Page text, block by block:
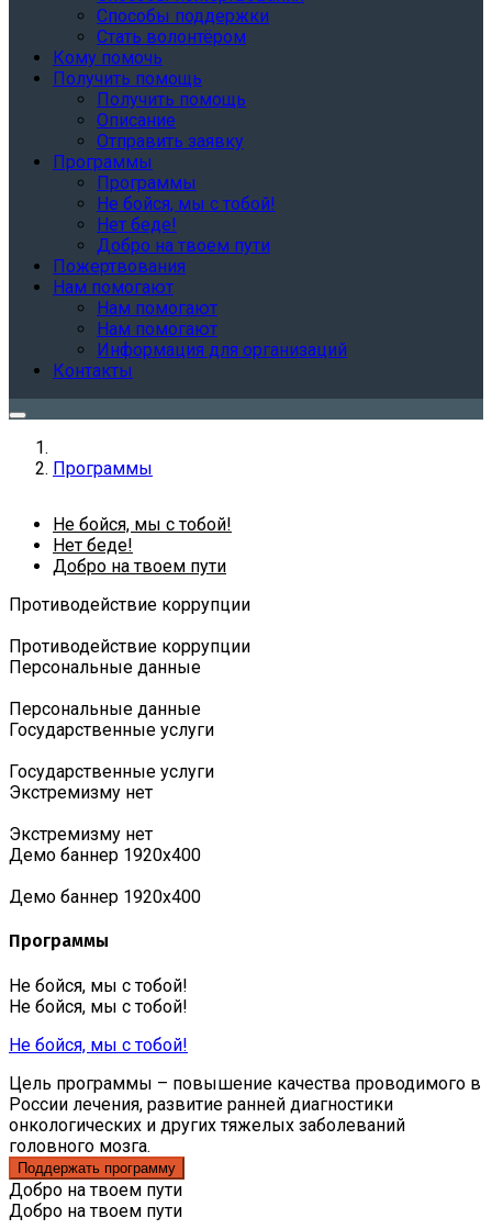
Способы поддержки
Стать волонтёром
Кому помочь
Получить помощь
Получить помощь
Описание
Отправить заявку
Программы
Программы
Не бойся, мы с тобой!
Нет беде!
Добро на твоем пути
Пожертвования
Нам помогают
Нам помогают
Нам помогают
Информация для организаций
Контакты
Программы
Не бойся, мы с тобой!
Нет беде!
Добро на твоем пути
Противодействие коррупции
Противодействие коррупции
Персональные данные
Персональные данные
Государственные услуги
Государственные услуги
Экстремизму нет
Экстремизму нет
Демо баннер 1920х400
Демо баннер 1920х400
Программы
Не бойся, мы с тобой!
Не бойся, мы с тобой!
Не бойся, мы с тобой!
Цель программы – повышение качества проводимого в
России лечения, развитие ранней диагностики
онкологических и других тяжелых заболеваний
головного мозга.
Добро на твоем пути
Добро на твоем пути